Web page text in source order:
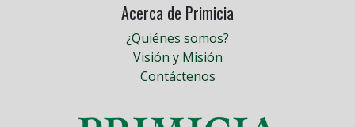
Acerca de Primicia
¿Quiénes somos?
Visión y Misión
Contáctenos